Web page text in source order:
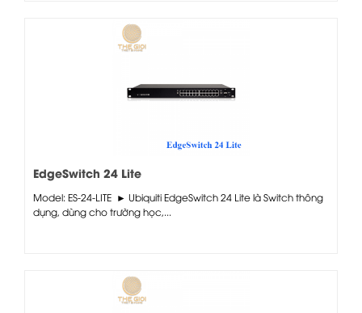
EdgeSwitch 24 Lite
Model: ES-24-LITE ► Ubiquiti EdgeSwitch 24 Lite là Switch thông
dụng, dùng cho trường học,...